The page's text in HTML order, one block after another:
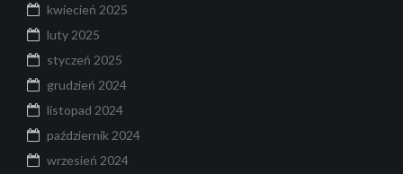
kwiecień 2025
luty 2025
styczeń 2025
grudzień 2024
listopad 2024
październik 2024
wrzesień 2024